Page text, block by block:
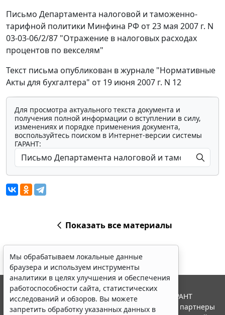
Письмо Департамента налоговой и таможенно-
тарифной политики Минфина РФ от 23 мая 2007 г. N
03-03-06/2/87 "Отражение в налоговых расходах
процентов по векселям"
Текст письма опубликован в журнале "Нормативные
Акты для бухгалтера" от 19 июня 2007 г. N 12
Для просмотра актуального текста документа и
получения полной информации о вступлении в силу,
изменениях и порядке применения документа,
воспользуйтесь поиском в Интернет-версии системы
ГАРАНТ:
Показать все материалы
Мы обрабатываем локальные данные
браузера и используем инструменты
аналитики в целях улучшения и обеспечения
работоспособности сайта, статистических
исследований и обзоров. Вы можете
запретить обработку указанных данных в
© ООО "НПП "ГАРАНТ-СЕРВИС", 2026. Система ГАРАНТ
выпускается с 1990 года. Компания "Гарант" и ее партнеры